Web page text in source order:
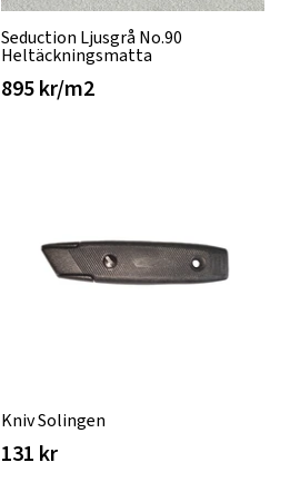
Seduction Ljusgrå No.90
Heltäckningsmatta
895 kr/m2
Kniv Solingen
131 kr